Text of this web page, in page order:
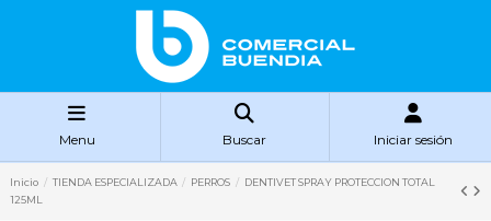
Menu Buscar Iniciar sesión
Inicio TIENDA ESPECIALIZADA PERROS
DENTIVET SPRAY PROTECCION TOTAL
125ML